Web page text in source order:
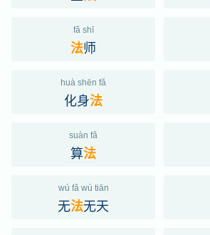
fǎ shī
法师
huà shēn fǎ
化身法
suàn fǎ
算法
wú fǎ wú tiān
无法无天